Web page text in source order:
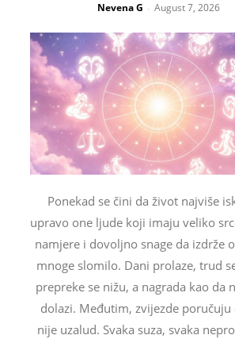
Nevena G - August 7, 2026
Ponekad se čini da život najviše
upravo one ljude koji imaju veliko
namjere i dovoljno snage da izdrže
mnoge slomilo. Dani prolaze, trud
prepreke se nižu, a nagrada kao da
dolazi. Međutim, zvijezde poručuju
nije uzalud. Svaka suza, svaka